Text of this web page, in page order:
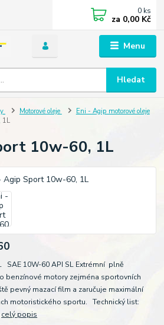
Menu
Hledat
0 ks
za 0,00 Kč
Motorové oleje
Eni - Agip motorové oleje
1L
10w-60, 1L
10W-60 API SL Extrémní plně
benzínové motory zejména sportovních
pevný mazací film a zaručuje maximální
motoristického sportu. Technický list:
celý popis